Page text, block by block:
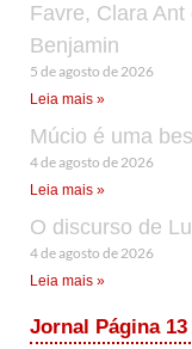
Favre, Clara
Benjamin
5 de agosto de 2026
Leia mais »
Múcio é uma
4 de agosto de 2026
Leia mais »
O discurso de
4 de agosto de 2026
Leia mais »
Jornal Página 13